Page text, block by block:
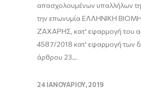
απασχολουμένων υπαλλήλων
την επωνυμία ΕΛΛΗΝΙΚΗ
ΖΑΧΑΡΗΣ, κατ' εφαρμογή του
4587/2018 κατ' εφαρμογή των
άρθρου 23…
24 ΙΑΝΟΥΑΡΊΟΥ, 2019